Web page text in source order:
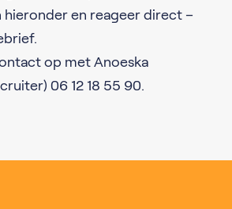
en reageer direct –
op met Anoeska
06 12 18 55 90.